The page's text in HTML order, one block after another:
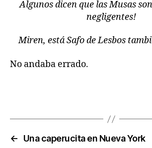
Algunos dicen que las Musas
negligentes!
Miren, está Safo de Lesbos
No andaba errado.
←
Una caperucita en Nueva York